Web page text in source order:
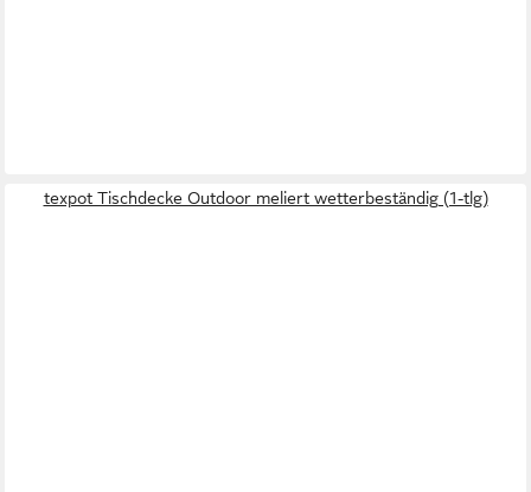
texpot Tischdecke Outdoor meliert wetterbeständig (1-tlg)